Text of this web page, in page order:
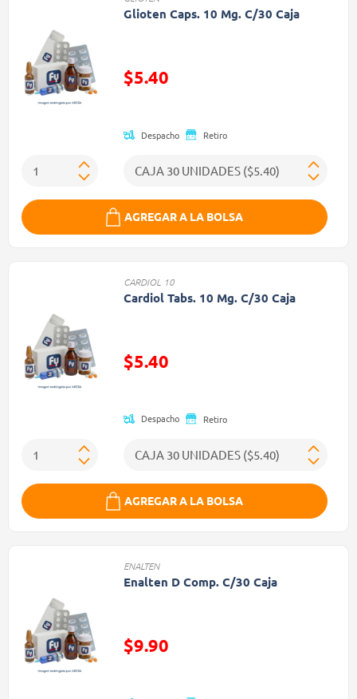
Glioten Caps. 10 Mg. C/30 Caja
Precio reducido de
$5.40
Despacho Retiro
AGREGAR A LA BOLSA
CARDIOL 10
Cardiol Tabs. 10 Mg. C/30 Caja
Precio reducido de
$5.40
Despacho Retiro
AGREGAR A LA BOLSA
ENALTEN
Enalten D Comp. C/30 Caja
Precio reducido de
$9.90